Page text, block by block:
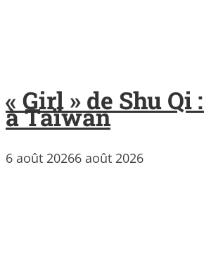
« Girl » de Shu
à Taïwan
6 août 20266 août 2026